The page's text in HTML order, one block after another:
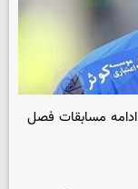
مسابقات فصل